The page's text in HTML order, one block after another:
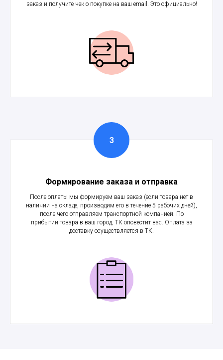
заказ и получите чек о покупке на ваш email. Это официально!
Формирование заказа и отправка
После оплаты мы формируем ваш заказ (если товара нет в
наличии на складе, производим его в течение 5 рабочих дней),
после чего отправляем транспортной компанией. По
прибытии товара в ваш город, ТК оповестит вас. Оплата за
доставку осуществляется в ТК.